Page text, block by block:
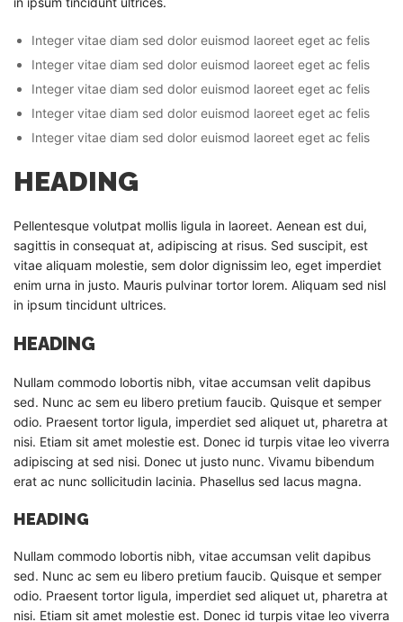
Integer vitae diam sed dolor euismod laoreet eget ac felis
Integer vitae diam sed dolor euismod laoreet eget ac felis
Integer vitae diam sed dolor euismod laoreet eget ac felis
Integer vitae diam sed dolor euismod laoreet eget ac felis
Integer vitae diam sed dolor euismod laoreet eget ac felis
HEADING
Pellentesque volutpat mollis ligula in laoreet. Aenean est dui,
sagittis in consequat at, adipiscing at risus. Sed suscipit, est
vitae aliquam molestie, sem dolor dignissim leo, eget imperdiet
enim urna in justo. Mauris pulvinar tortor lorem. Aliquam sed nisl
in ipsum tincidunt ultrices.
HEADING
Nullam commodo lobortis nibh, vitae accumsan velit dapibus
sed. Nunc ac sem eu libero pretium faucib. Quisque et semper
odio. Praesent tortor ligula, imperdiet sed aliquet ut, pharetra at
nisi. Etiam sit amet molestie est. Donec id turpis vitae leo viverra
adipiscing at sed nisi. Donec ut justo nunc. Vivamu bibendum
erat ac nunc sollicitudin lacinia. Phasellus sed lacus magna.
HEADING
Nullam commodo lobortis nibh, vitae accumsan velit dapibus
sed. Nunc ac sem eu libero pretium faucib. Quisque et semper
odio. Praesent tortor ligula, imperdiet sed aliquet ut, pharetra at
nisi. Etiam sit amet molestie est. Donec id turpis vitae leo viverra